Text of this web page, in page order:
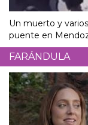
Un muerto y
puente en
FARÁNDULA